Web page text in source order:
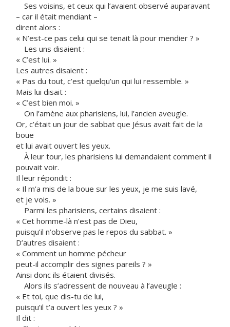
Ses voisins, et ceux qui l’avaient observé auparavant
– car il était mendiant –
dirent alors :
« N’est-ce pas celui qui se tenait là pour mendier ? »
Les uns disaient :
« C’est lui. »
Les autres disaient :
« Pas du tout, c’est quelqu’un qui lui ressemble. »
Mais lui disait :
« C’est bien moi. »
On l’amène aux pharisiens, lui, l’ancien aveugle.
Or, c’était un jour de sabbat que Jésus avait fait de la
boue
et lui avait ouvert les yeux.
À leur tour, les pharisiens lui demandaient comment il
pouvait voir.
Il leur répondit :
« Il m’a mis de la boue sur les yeux, je me suis lavé,
et je vois. »
Parmi les pharisiens, certains disaient :
« Cet homme-là n’est pas de Dieu,
puisqu’il n’observe pas le repos du sabbat. »
D’autres disaient :
« Comment un homme pécheur
peut-il accomplir des signes pareils ? »
Ainsi donc ils étaient divisés.
Alors ils s’adressent de nouveau à l’aveugle :
« Et toi, que dis-tu de lui,
puisqu’il t’a ouvert les yeux ? »
Il dit :